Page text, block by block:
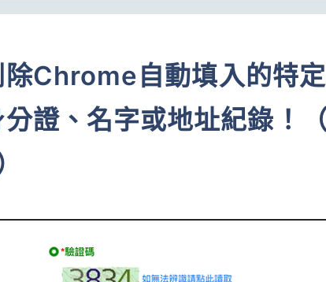
除Chrome自動填入的特
證、名字或地址紀錄！